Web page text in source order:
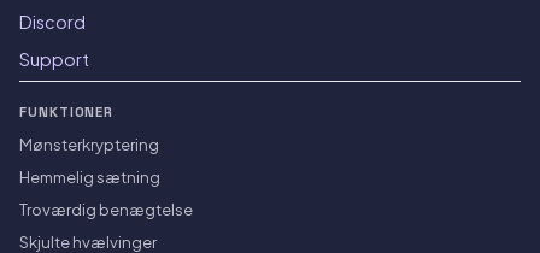
Discord
Support
FUNKTIONER
Mønsterkryptering
Hemmelig sætning
Troværdig benægtelse
Skjulte hvælvinger